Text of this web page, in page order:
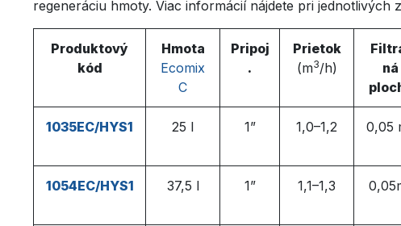
regeneráciu hmoty. Viac informácií nájdete pri jednotlivých
Produktový
kód
Hmota
Ecomix
C
Pripoj
.
Prietok
(m3/h)
ná
1035EC/HYS1 25 l 1” 1,0–1,2 0,05
1054EC/HYS1 37,5 l 1” 1,1–1,3 0,05